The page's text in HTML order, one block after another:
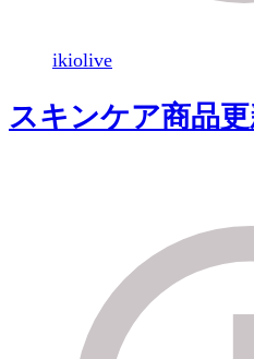
ikiolive
スキンケア商品